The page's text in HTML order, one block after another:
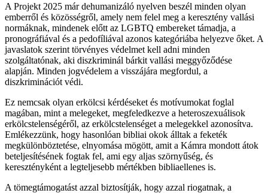
A Projekt 2025 már dehumanizáló nyelven beszél minden olyan
emberről és közösségről, amely nem felel meg a keresztény vallási
normáknak, mindenek előtt az LGBTQ embereket támadja, a
pronográfiával és a pedofíliával azonos kategóriába helyezve őket. A
javaslatok szerint törvényes védelmet kell adni minden
szolgáltatónak, aki diszkriminál bárkit vallási meggyőződése
alapján. Minden jogvédelem a visszájára megfordul, a
diszkriminációt védi.
Ez nemcsak olyan erkölcsi kérdéseket és motívumokat foglal
magában, mint a melegeket, megfeledkezve a heteroszexuálisok
erkölcstelenségéről, az erkölcstelenséget a melegekkel azonosítva.
Emlékezzünk, hogy hasonlóan bibliai okok álltak a feketék
megkülönböztetése, elnyomása mögött, amit a Kámra mondott átok
beteljesítésének fogtak fel, ami egy aljas szörnyűség, és
keresztényként a legteljesebb mértékben bibliaellenes is.
A tömegtámogatást azzal biztosítják, hogy azzal riogatnak, a